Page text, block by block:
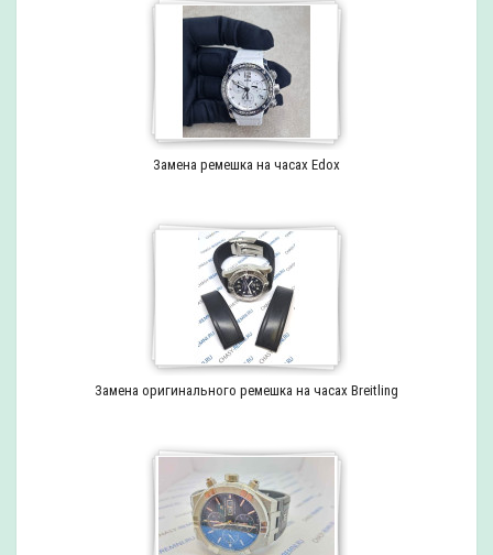
Замена ремешка на часах Edox
Замена оригинального ремешка на часах Breitling